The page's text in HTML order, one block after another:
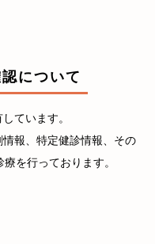
について
ています。
報、特定健診情報、その
を行っております。